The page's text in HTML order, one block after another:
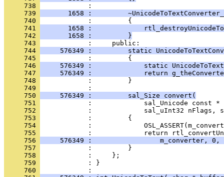
     738
     739
1658 :
     740
     741
1658 :
     742
       1658 :         }
     743
     744
576349 :         static
     745
     746
576349 :             static
     747
576349 :             return
     748
            :         }
     749
     750
     576349 :         sal_Size convert(
     751
     752
     753
     754
     755
     756
576349 :                 m_converter,
     757
     758
     759
            : }
     760